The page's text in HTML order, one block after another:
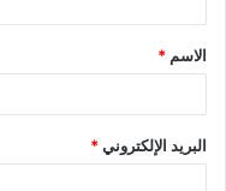
الاسم *
البريد الإلكتروني*